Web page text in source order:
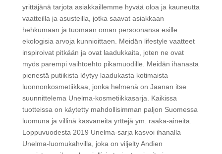
yrittäjänä tarjota asiakkaillemme hyvää oloa ja kauneutta
vaatteilla ja asusteilla, jotka saavat asiakkaan
hehkumaan ja tuomaan oman persoonansa esille
ekologisia arvoja kunnioittaen. Meidän lifestyle vaatteet
inspiroivat pitkään ja ovat laadukkaita, joten ne ovat
myös parempi vaihtoehto pikamuodille. Meidän ihanasta
pienestä putiikista löytyy laadukasta kotimaista
luonnonkosmetiikkaa, jonka helmenä on Jaanan itse
suunnittelema Unelma-kosmetiikkasarja. Kaikissa
tuotteissa on käytetty mahdollisimman paljon Suomessa
luomuna ja villinä kasvaneita yrttejä ym. raaka-aineita.
Loppuvuodesta 2019 Unelma-sarja kasvoi ihanalla
Unelma-luomukahvilla, joka on viljelty Andien